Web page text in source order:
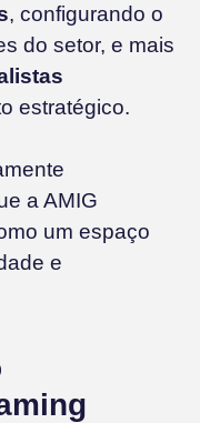
, configurando o
do setor, e mais
estratégico.
a AMIG
um espaço
e